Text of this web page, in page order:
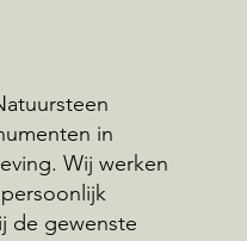
in
Wij werken
de gewenste